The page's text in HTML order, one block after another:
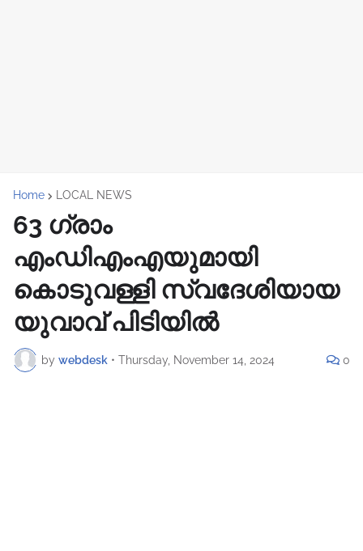
Home LOCAL NEWS
63 ഗ്രാം
എംഡിഎംഎയുമായി
കൊടുവള്ളി സ്വദേശിയായ
യുവാവ് പിടിയിൽ
by webdesk • Thursday, November 14, 2024 0